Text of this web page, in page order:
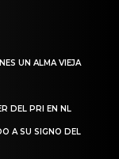
UN ALMA VIEJA
DEL PRI EN NL
A SU SIGNO DEL